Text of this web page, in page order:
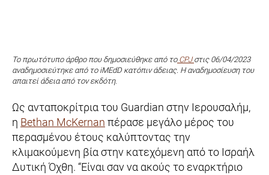
Το πρωτότυπο άρθρο που δημοσιεύθηκε από τοCPJστις 06/04/2023
αναδημοσιεύτηκε από το iMEdD κατόπιν άδειας. Η αναδημοσίευση του
απαιτεί άδεια από τον εκδότη.
Ως ανταποκρίτρια του Guardian στην Ιερουσαλήμ,
η Bethan McKernan πέρασε μεγάλο μέρος του
περασμένου έτους καλύπτοντας την
κλιμακούμενη βία στην κατεχόμενη από το Ισραήλ
Δυτική Όχθη. “Είναι σαν να ακούς το εναρκτήριο